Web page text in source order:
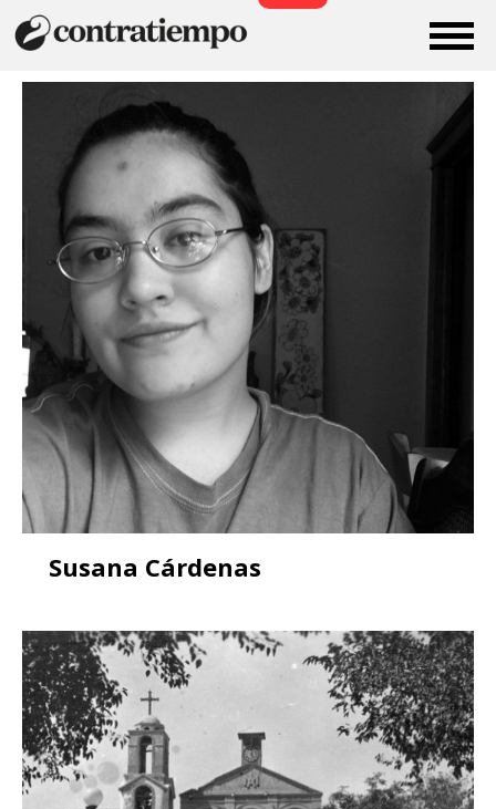
Susana Cárdenas